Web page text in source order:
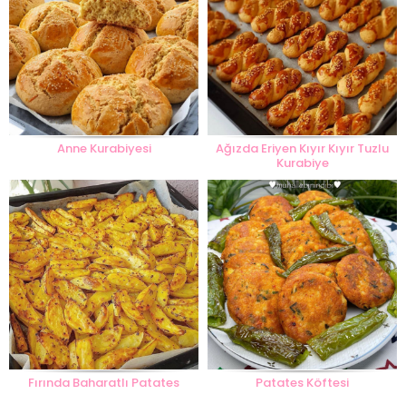
Anne Kurabiyesi
Ağızda Eriyen Kıyır Kıyır Tuzlu
Kurabiye
Fırında Baharatlı Patates Patates Köftesi